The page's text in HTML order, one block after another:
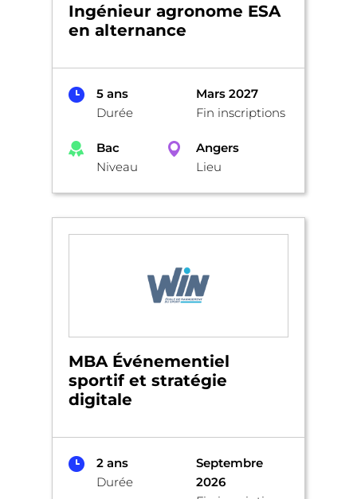
Ingénieur agronome ESA
en alternance
5 ans
Durée
Mars 2027
Fin inscriptions
Bac
Niveau
Angers
Lieu
MBA Événementiel
sportif et stratégie
digitale
2 ans
Durée
Septembre
2026